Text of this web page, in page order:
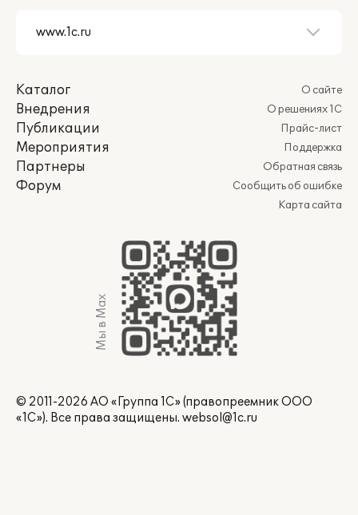
Каталог
Внедрения
Публикации
Мероприятия
Партнеры
Форум
О сайте
О решениях 1С
Прайс-лист
Поддержка
Обратная связь
Сообщить об ошибке
Карта сайта
Мы в Max
© 2011-2026 АО «Группа 1С» (правопреемник ООО
«1С»). Все права защищены. websol@1c.ru